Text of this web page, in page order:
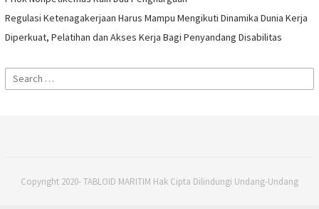
Regulasi Ketenagakerjaan Harus Mampu Mengikuti Dinamika Dunia Kerja
Diperkuat, Pelatihan dan Akses Kerja Bagi Penyandang Disabilitas
Search
for:
Copyright 2020- TABLOID MARITIM Hak Cipta Dilindungi Undang-Undang